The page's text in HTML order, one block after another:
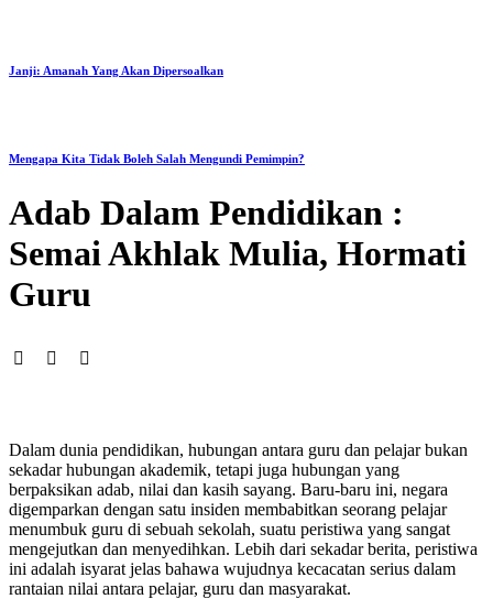
Janji: Amanah Yang Akan Dipersoalkan
Mengapa Kita Tidak Boleh Salah Mengundi Pemimpin?
Adab Dalam Pendidikan :
Semai Akhlak Mulia, Hormati
Guru
Dalam dunia pendidikan, hubungan antara guru dan pelajar bukan
sekadar hubungan akademik, tetapi juga hubungan yang
berpaksikan adab, nilai dan kasih sayang. Baru-baru ini, negara
digemparkan dengan satu insiden membabitkan seorang pelajar
menumbuk guru di sebuah sekolah, suatu peristiwa yang sangat
mengejutkan dan menyedihkan. Lebih dari sekadar berita, peristiwa
ini adalah isyarat jelas bahawa wujudnya kecacatan serius dalam
rantaian nilai antara pelajar, guru dan masyarakat.